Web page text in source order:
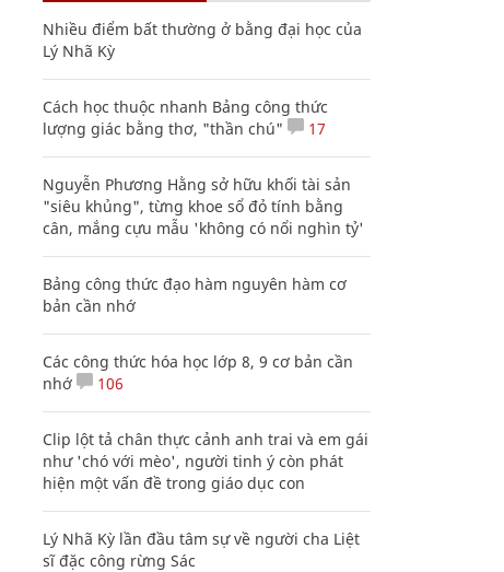
Nhiều điểm bất thường ở bằng đại học của
Lý Nhã Kỳ
Cách học thuộc nhanh Bảng công thức
lượng giác bằng thơ, "thần chú"
17
Nguyễn Phương Hằng sở hữu khối tài sản
"siêu khủng", từng khoe sổ đỏ tính bằng
cân, mắng cựu mẫu 'không có nổi nghìn tỷ'
Bảng công thức đạo hàm nguyên hàm cơ
bản cần nhớ
Các công thức hóa học lớp 8, 9 cơ bản cần
nhớ
106
Clip lột tả chân thực cảnh anh trai và em gái
như 'chó với mèo', người tinh ý còn phát
hiện một vấn đề trong giáo dục con
Lý Nhã Kỳ lần đầu tâm sự về người cha Liệt
sĩ đặc công rừng Sác